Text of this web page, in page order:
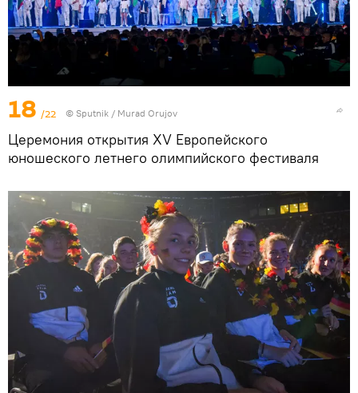
18 /22 © Sputnik / Murad Orujov
Церемония открытия XV Европейского
юношеского летнего олимпийского фестиваля